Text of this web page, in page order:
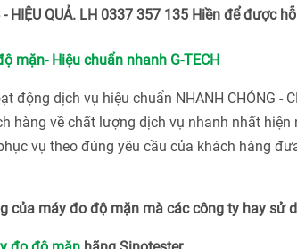
- HIỆU QUẢ. LH 0337 357 135 Hiền để được
mặn- Hiệu chuẩn nhanh G-TECH
động dịch vụ hiệu chuẩn NHANH CHÓNG -
hàng về chất lượng dịch vụ nhanh nhất hiện
vụ theo đúng yêu cầu của khách hàng
của máy đo độ mặn mà các công ty hay sử